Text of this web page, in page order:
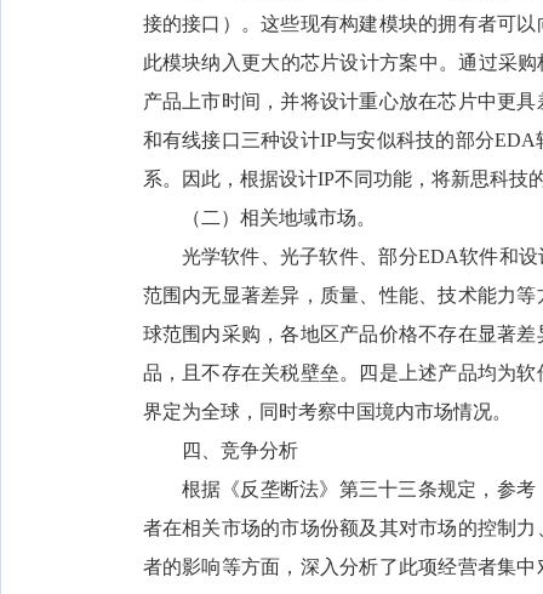
接的接口）。这些现有构建模块的拥有者可
此模块纳入更大的芯片设计方案中。通过采
产品上市时间，并将设计重心放在芯片中更
和有线接口三种设计IP与安似科技的部分
系。因此，根据设计IP不同功能，将新思科技
（二）相关地域市场。
光学软件、光子软件、部分EDA软件和
范围内无显著差异，质量、性能、技术能力
球范围内采购，各地区产品价格不存在显著
品，且不存在关税壁垒。四是上述产品均为
界定为全球，同时考察中国境内市场情况。
四、竞争分析
根据《反垄断法》第三十三条规定，参
者在相关市场的市场份额及其对市场的控制
者的影响等方面，深入分析了此项经营者集